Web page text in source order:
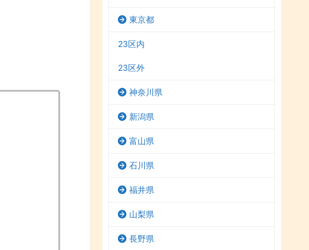
東京都
23区内
23区外
神奈川県
新潟県
富山県
石川県
福井県
山梨県
長野県